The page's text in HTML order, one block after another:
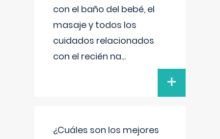
con el baño del bebé, el
masaje y todos los
cuidados relacionados
con el recién na...
+
¿Cuáles son los mejores